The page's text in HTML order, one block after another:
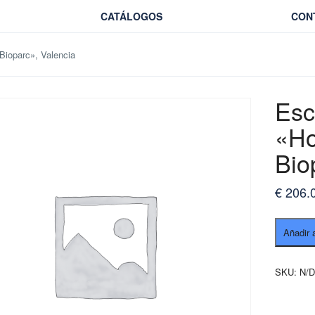
CATÁLOGOS
Valencia
€
Fin
de
«Hotel
Añadir
SKU: N/D